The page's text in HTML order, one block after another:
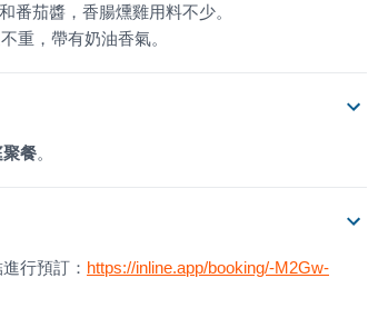
重，帶有奶油香氣。
餐。
行預訂： https://inline.app/booking/-M2Gw-